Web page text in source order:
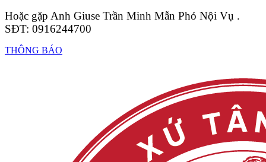
Hoặc gặp Anh Giuse Trần Minh Mẫn Phó Nội Vụ .
SĐT: 0916244700
THÔNG BÁO